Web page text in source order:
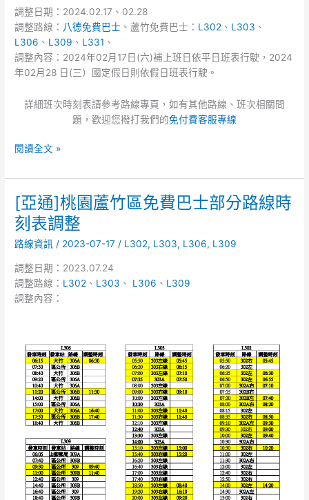
調整日期：2024.02.17、02.28
調整路線： 八德免費巴士 、蘆竹免費巴士： L302 、 L303 、
L306 、 L309 、 L331 、
調整內容：2024年02月17日(六)補上班日依平日班表行駛，2024
年02月28 日(三）國定假日則依假日班表行駛。
詳細班次時刻表請參考路線專頁，如有其他路線、班次相關問
題，歡迎您撥打我們的免付費客服專線
德
免
費
巴
士、
巴
日
及
228
假
日
發
車
閱讀全文 »
[亞通]桃園蘆竹區免費巴士部分路線時
刻表調整
路線資訊 / 2023-07-17 / L302, L303, L306, L309
調整日期：2023.07.24
調整路線： L302 、 L303 、 L306 、 L309
調整內容：
[亞
通]
桃
園
蘆
竹
區
免